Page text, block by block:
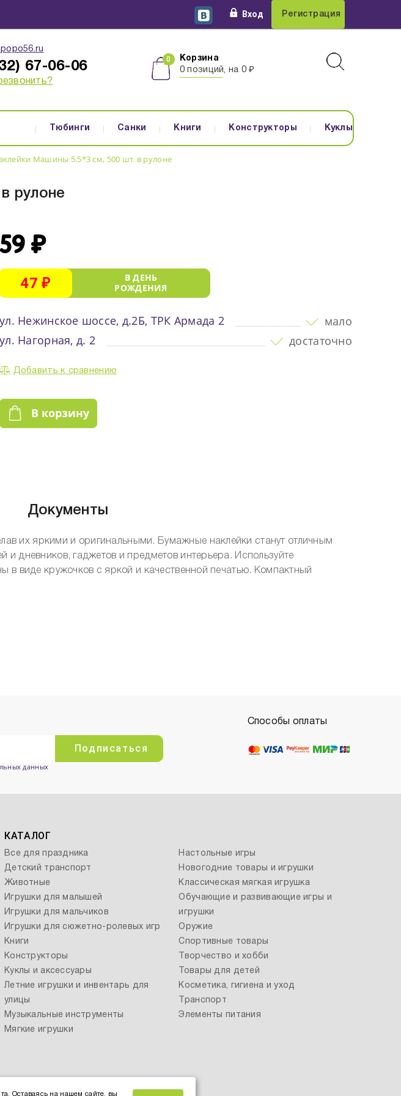
Вход Регистрация
67-06-06
Корзина
0 позиций, на 0 ₽
Тюбинги Санки Книги Конструкторы Куклы
Машины 5.5*3 см, 500 шт. в рулоне
рулоне
59 ₽
47 ₽
В ДЕНЬ
РОЖДЕНИЯ
ул. Нежинское шоссе, д.2Б, ТРК Армада 2
мало
ул. Нагорная, д. 2
достаточно
Добавить к сравнению
В корзину
Документы
их яркими и оригинальными. Бумажные наклейки станут отличным
и дневников, гаджетов и предметов интерьера. Используйте
в виде кружочков с яркой и качественной печатью. Компактный
Подписаться
данных
Способы оплаты
КАТАЛОГ
Все для праздника
Детский транспорт
Животные
Игрушки для малышей
Игрушки для мальчиков
Игрушки для сюжетно-ролевых игр
Книги
Конструкторы
Куклы и аксессуары
Летние игрушки и инвентарь для
улицы
Музыкальные инструменты
Мягкие игрушки
Настольные игры
Новогодние товары и игрушки
Классическая мягкая игрушка
Обучающие и развивающие игры и
игрушки
Оружие
Спортивные товары
Творчество и хобби
Товары для детей
Косметика, гигиена и уход
Транспорт
Элементы питания
Оставаясь на нашем сайте, вы